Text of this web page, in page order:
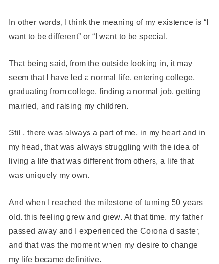
In other words, I think the meaning of my existence is “I
want to be different” or “I want to be special.
That being said, from the outside looking in, it may
seem that I have led a normal life, entering college,
graduating from college, finding a normal job, getting
married, and raising my children.
Still, there was always a part of me, in my heart and in
my head, that was always struggling with the idea of
living a life that was different from others, a life that
was uniquely my own.
And when I reached the milestone of turning 50 years
old, this feeling grew and grew. At that time, my father
passed away and I experienced the Corona disaster,
and that was the moment when my desire to change
my life became definitive.